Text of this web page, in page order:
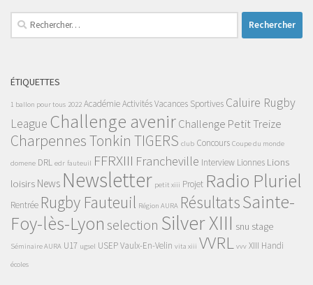
Rechercher :
ÉTIQUETTES
1 ballon pour tous 2022 AcadémieActivités Vacances Sportives Caluire Rugby
League Challenge avenirChallenge Petit Treize
Charpennes Tonkin TIGERS club Concours Coupe du monde
domene DRL edr fauteuil FFRXIII Francheville Interview Lionnes Lions
loisirs News Newsletter petit xiii Projet Radio Pluriel
Rentrée Rugby Fauteuil Région AURA RésultatsSainte-
Foy-lès-Lyon selection Silver XIII snu stage
Séminaire AURA U17 ugsel USEPVaulx-En-Velin vita xiii VVRL vvv XIII Handi
écoles